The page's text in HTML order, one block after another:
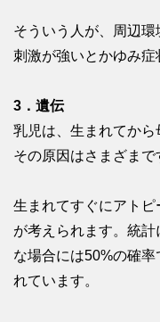
そういう人が、周辺
刺激が強いとかゆみ症
3．遺伝
乳児は、生まれてから
その原因はさまざまで
生まれてすぐにアト
が考えられます。統
な場合には50%の確
れています。